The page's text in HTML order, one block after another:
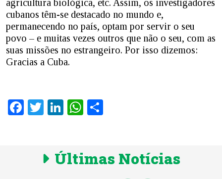
agricultura biológica, etc. Assim, os investigadores
cubanos têm-se destacado no mundo e,
permanecendo no país, optam por servir o seu
povo – e muitas vezes outros que não o seu, com as
suas missões no estrangeiro. Por isso dizemos:
Gracias a Cuba.
Facebook
TwitterLinkedInWhatsApp
Últimas Notícias